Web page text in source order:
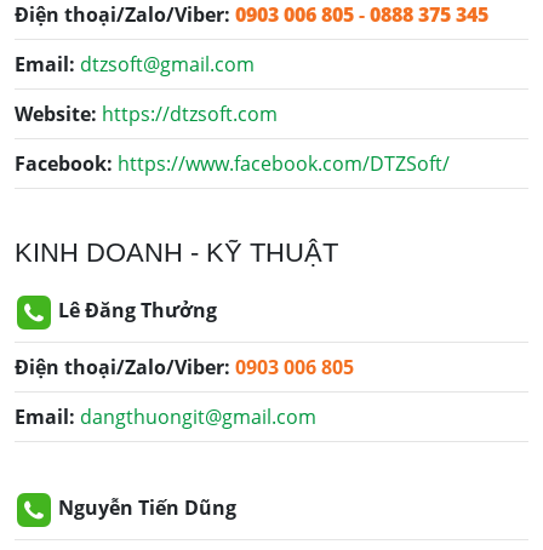
Điện thoại/Zalo/Viber: 0903 006 805-0888 375 345
Email: dtzsoft@gmail.com
Website: https://dtzsoft.com
Facebook: https://www.facebook.com/DTZSoft/
KINH DOANH - KỸ THUẬT
Lê Đăng Thưởng
Điện thoại/Zalo/Viber: 0903 006 805
Email: dangthuongit@gmail.com
Nguyễn Tiến Dũng